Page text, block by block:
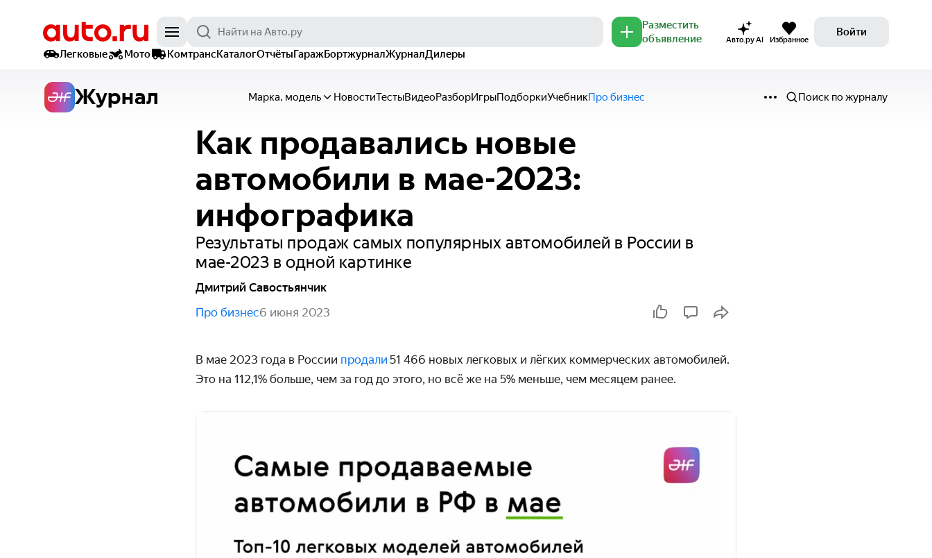
Разместить
объявление
Авто.ру AI Избранное
Войти
Легковые
Мото КомтрансКаталогОтчётыГаражБортжурналЖурналДилеры
Журнал Марка, модель НовостиТестыВидеоРазборИгрыПодборкиУчебникПро бизнес Поиск по журналу
Как продавались новые
автомобили в мае-2023:
инфографика
Результаты продаж самых популярных автомобилей в России в
мае-2023 в одной картинке
Дмитрий Савостьянчик
Про бизнес6 июня 2023
В мае 2023 года в России продали 51 466 новых легковых и лёгких коммерческих автомобилей.
Это на 112,1% больше, чем за год до этого, но всё же на 5% меньше, чем месяцем ранее.